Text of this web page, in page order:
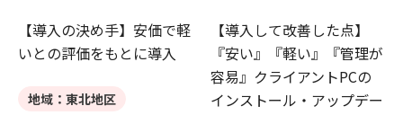
【導入の決め手】安価で軽
いとの評価をもとに導入
地域：東北地区
【導入して改善した点】
『安い』『軽い』『管理が
容易』クライアントPCの
インストール・アップデー